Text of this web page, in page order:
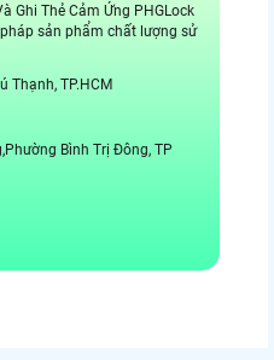
Ghi Thẻ Cảm Ứng PHGLock
sản phẩm chất lượng sử
Thạnh, TP.HCM
Bình Trị Đông, TP